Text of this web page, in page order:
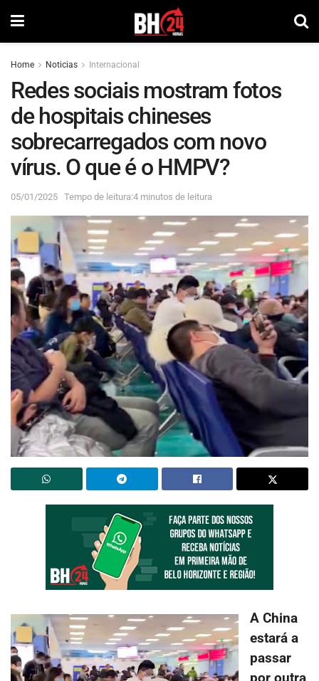
Home Noticias Internacional
Redes sociais mostram fotos
de hospitais chineses
sobrecarregados com novo
vírus. O que é o HMPV?
05/01/2025 Tempo de leitura:4 minutos de leitura
A China
estará a
passar